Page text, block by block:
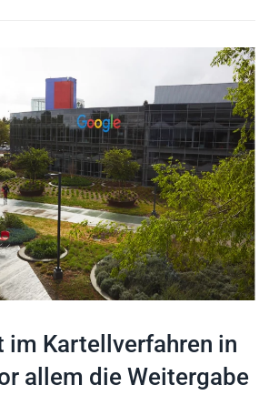
im Kartellverfahren in
allem die Weitergabe